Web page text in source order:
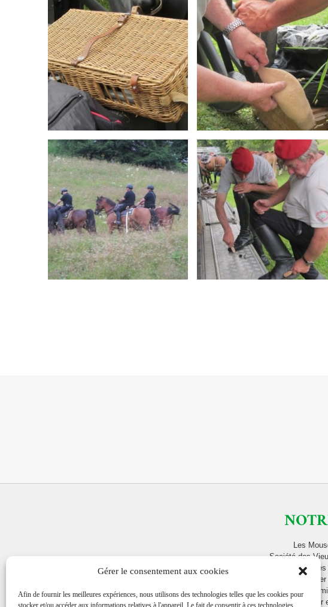
Gérer le consentement aux cookies
Afin de fournir les meilleures expériences, nous utilisons des technologies telles que les cookies pour
stocker et/ou accéder aux informations relatives à l'appareil. Le fait de consentir à ces technologies
Les
Société des
Contingent
Musique
Cadre Noir